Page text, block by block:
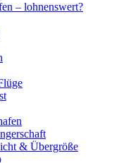
– lohnenswert?
& Übergröße